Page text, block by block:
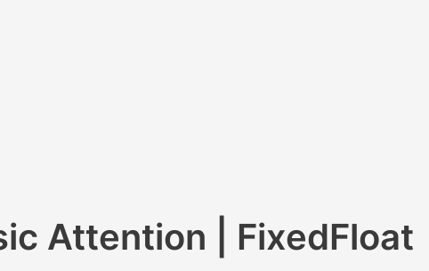
Attention | FixedFloat